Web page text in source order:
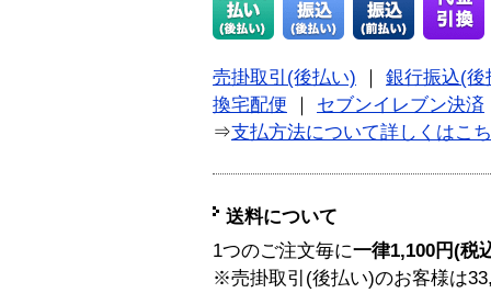
売掛取引(後払い) ｜ 銀行振込(後
換宅配便 ｜ セブンイレブン決済
⇒支払方法について詳しくはこ
送料について
1つのご注文毎に一律1,100円(税
※売掛取引(後払い)のお客様は